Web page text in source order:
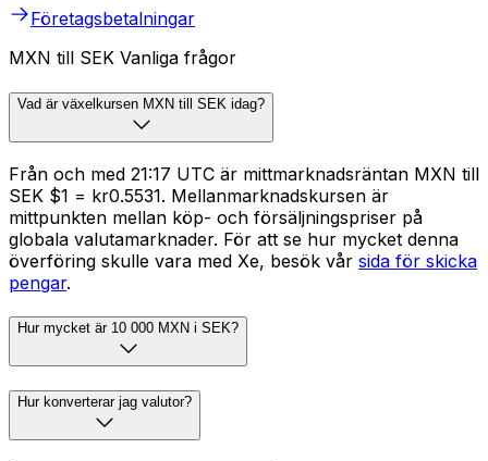
Företagsbetalningar
MXN till SEK Vanliga frågor
Vad är växelkursen MXN till SEK idag?
Från och med 21:17 UTC är mittmarknadsräntan MXN till
SEK $1 = kr0.5531. Mellanmarknadskursen är
mittpunkten mellan köp- och försäljningspriser på
globala valutamarknader. För att se hur mycket denna
överföring skulle vara med Xe, besök vår sida för skicka
pengar.
Hur mycket är 10 000 MXN i SEK?
Hur konverterar jag valutor?